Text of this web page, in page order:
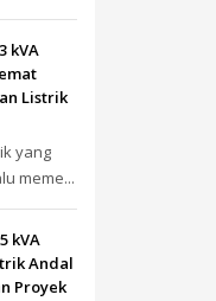
kVA
Listrik
yang
meme...
kVA
Andal
Proyek